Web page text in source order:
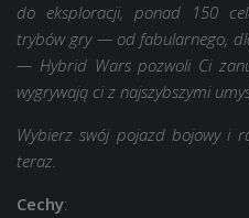
do eksploracji, ponad 150
trybów gry — od fabularnego,
— Hybrid Wars pozwoli Ci
wygrywają ci z najszybszymi
Wybierz swój pojazd bojowy i
teraz.
Cechy: